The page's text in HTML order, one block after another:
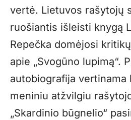
vertė. Lietuvos rašytojų
ruošiantis išleisti knygą
Repečka domėjosi
apie „Svogūno lupimą“.
autobiografija vertinama
meniniu atžvilgiu
„Skardinio būgnelio“